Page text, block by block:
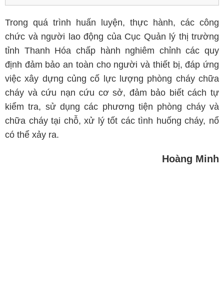
Trong quá trình huấn luyện, thực hành, các công
chức và người lao động của Cục Quản lý thị trường
tỉnh Thanh Hóa chấp hành nghiêm chỉnh các quy
định đảm bảo an toàn cho người và thiết bị, đáp ứng
việc xây dựng củng cố lực lượng phòng cháy chữa
cháy và cứu nạn cứu cơ sở, đảm bảo biết cách tự
kiểm tra, sử dụng các phương tiện phòng cháy và
chữa cháy tại chỗ, xử lý tốt các tình huống cháy, nổ
có thể xảy ra.
Hoàng Minh